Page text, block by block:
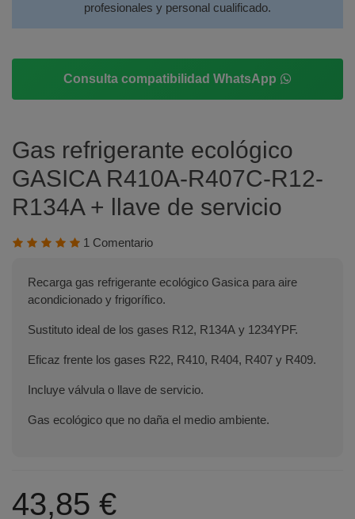
profesionales y personal cualificado.
Consulta compatibilidad WhatsApp
Gas refrigerante ecológico
GASICA R410A-R407C-R12-
R134A + llave de servicio
1 Comentario
Recarga gas refrigerante ecológico Gasica para aire
acondicionado y frigorífico.
Sustituto ideal de los gases R12, R134A y 1234YPF.
Eficaz frente los gases R22, R410, R404, R407 y R409.
Incluye válvula o llave de servicio.
Gas ecológico que no daña el medio ambiente.
43,85 €